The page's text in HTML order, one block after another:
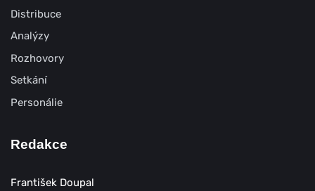
Distribuce
Analýzy
Rozhovory
Setkání
Personálie
Redakce
František Doupal